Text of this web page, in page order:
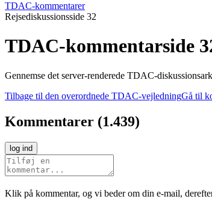
TDAC-kommentarer
Rejsediskussionsside 32
TDAC-kommentarside
Gennemse det server-renderede TDAC-
Tilbage til den overordnede TDAC-vejledningGå til
Kommentarer (1.439)
log ind
Klik på kommentar, og vi beder om din e-mail,